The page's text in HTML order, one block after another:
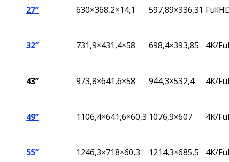
27” 630×368,2×14,1 597,89×336,31
32” 731,9×431,4×58 698,4×393,85 4K/
43” 973,8×641,6×58 944,3×532,4 4K/
49” 1106,4×641,6×60,3 1076,9×607 4K/
55” 1246,3×718×60,3 1214,3×685,5 4K/